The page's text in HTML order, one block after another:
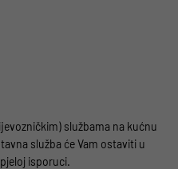
službama na kućnu
služba će Vam ostaviti u
isporuci.